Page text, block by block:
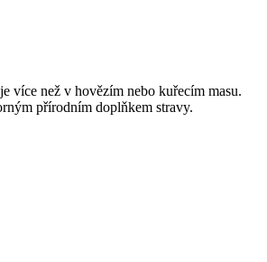
více než v hovězím nebo kuřecím masu.
přírodním doplňkem stravy.